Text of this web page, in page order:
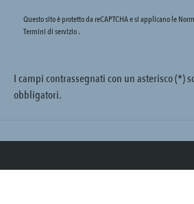
Questo sito è protetto da reCAPTCHA e si applicano le
Termini di servizio.
I campi contrassegnati con un asterisco (*)
obbligatori.